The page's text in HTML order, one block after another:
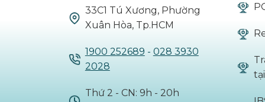
33C1 Tú Xương, Phường
Xuân Hòa, Tp.HCM
1900 252689 - 028 3930
2028
Thứ 2 - CN: 9h - 20h